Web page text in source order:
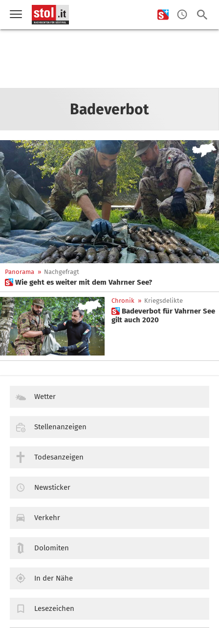
Badeverbot
Panorama » Nachgefragt
 Wie geht es weiter mit dem Vahrner See?
Chronik » Kriegsdelikte
 Badeverbot für Vahrner See
gilt auch 2020
Wetter
Stellenanzeigen
Todesanzeigen
Newsticker
Verkehr
Dolomiten
In der Nähe
Lesezeichen